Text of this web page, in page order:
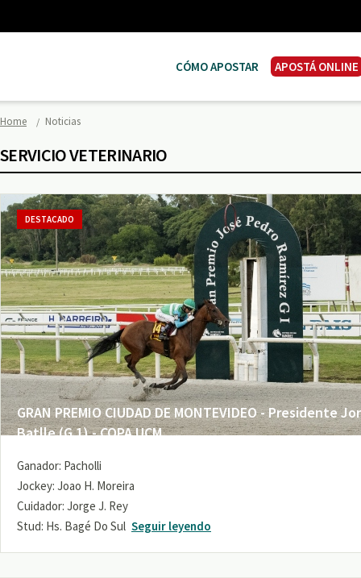
CÓMO APOSTAR APOSTÁ ONLINE
Home Noticias
SERVICIO VETERINARIO
GRAN PREMIO CIUDAD DE MONTEVIDEO - Presidente
Batlle (G 1) - COPA UCM
DESTACADO
Ganador: Pacholli
Jockey: Joao H. Moreira
Cuidador: Jorge J. Rey
Stud: Hs. Bagé Do Sul Seguir leyendo